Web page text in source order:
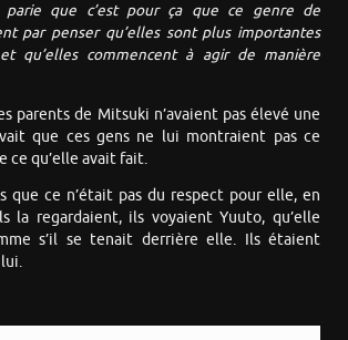
parie que c’est pour ça que ce genre de
par penser qu’elles sont plus importantes
qu’elles commencent à agir de manière
parents de Mitsuki n’avaient pas élevé une
que ces gens ne lui montraient pas ce
ce qu’elle avait fait.
que ce n’était pas du respect pour elle, en
la regardaient, ils voyaient Yuuto, qu’elle
s’il se tenait derrière elle. Ils étaient